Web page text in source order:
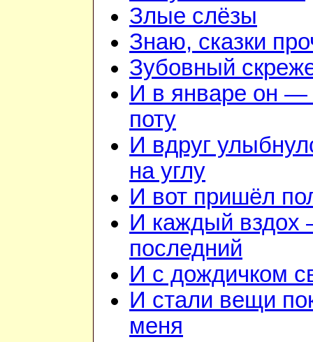
Злые слёзы
Знаю, сказки
Зубовный
И в январе он —
поту
И вдруг
на углу
И вот пришёл
И каждый вздох
последний
И с дождичком
И стали вещи
меня